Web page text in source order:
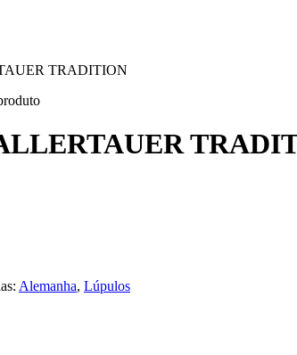
TRADITION
Alemanha, Lúpulos